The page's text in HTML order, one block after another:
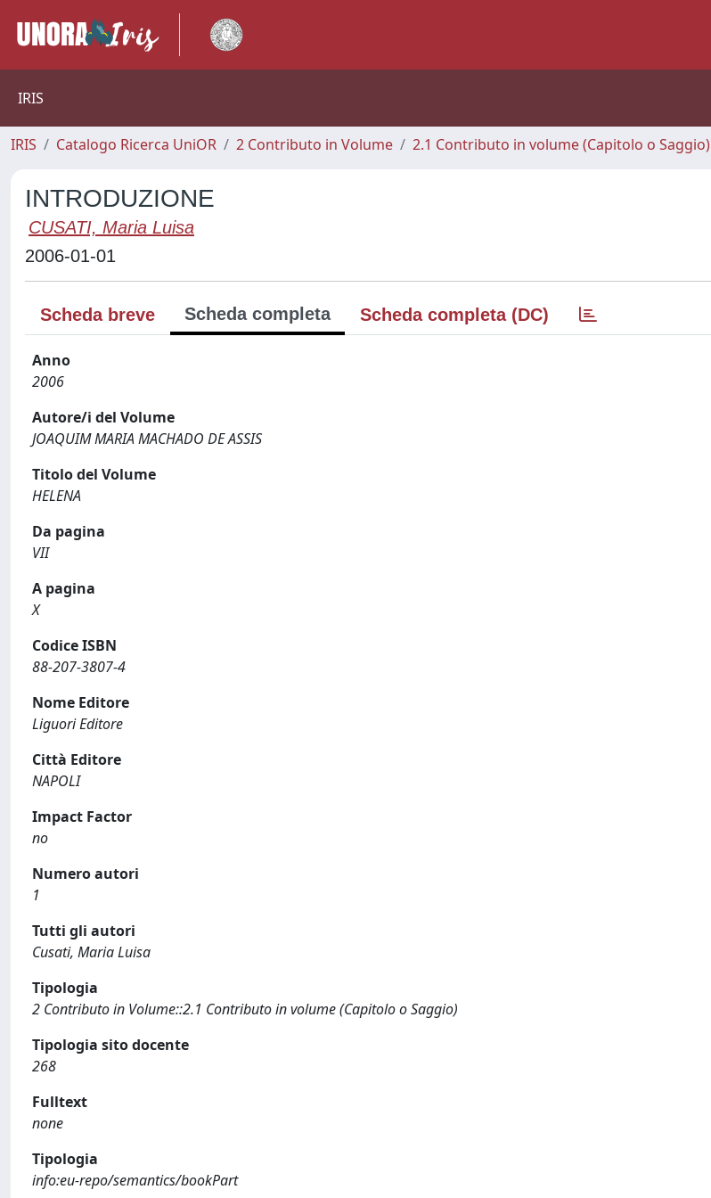
IRIS
IRIS Catalogo Ricerca UniOR 2 Contributo in Volume 2.1 Contributo in volume (Capitolo o Saggio)
INTRODUZIONE
CUSATI, Maria Luisa
2006-01-01
Scheda breve Scheda completa Scheda completa (DC)
Anno
2006
Autore/i del Volume
JOAQUIM MARIA MACHADO DE ASSIS
Titolo del Volume
HELENA
Da pagina
VII
A pagina
X
Codice ISBN
88-207-3807-4
Nome Editore
Liguori Editore
Città Editore
NAPOLI
Impact Factor
no
Numero autori
1
Tutti gli autori
Cusati, Maria Luisa
Tipologia
2 Contributo in Volume::2.1 Contributo in volume (Capitolo o Saggio)
Tipologia sito docente
268
Fulltext
none
Tipologia
info:eu-repo/semantics/bookPart